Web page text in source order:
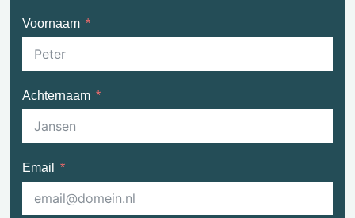
Voornaam
Achternaam
Email